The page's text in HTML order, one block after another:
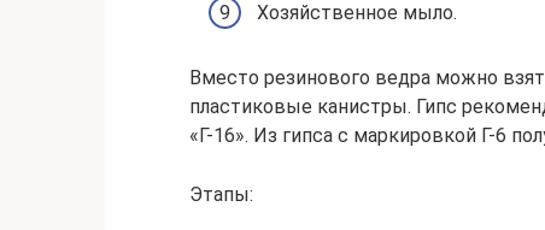
Хозяйственное мыло.
Вместо резинового ведра можно
пластиковые канистры. Гипс
«Г-16». Из гипса с маркировкой Г-6
Этапы: